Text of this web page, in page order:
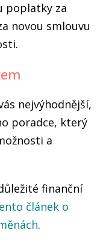
poplatky za
novou smlouvu
nejvýhodnější,
poradce, který
a
finanční
článek o
.